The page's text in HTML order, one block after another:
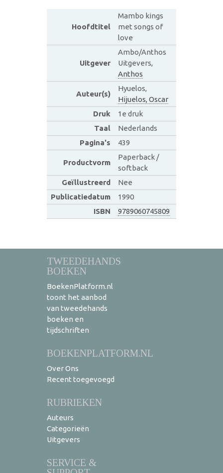
Hoofdtitel
Mambo kings
met songs of
love
Uitgever
Ambo/Anthos
Uitgevers,
Anthos
Auteur(s)
Hyuelos,
Hijuelos, Oscar
Druk
1e druk
Taal
Nederlands
Pagina's
439
Productvorm
Paperback /
softback
Geïllustreerd
Nee
Publicatiedatum
1990
ISBN
9789060745809
TWEEDEHANDS
BOEKEN
BoekenPlatform.nl
toont het aanbod
van tweedehands
boeken en
tijdschriften
BOEKENPLATFORM.NL
Over Ons
Recent toegevoegd
RUBRIEKEN
Auteurs
Categorieën
Uitgevers
SERVICE &